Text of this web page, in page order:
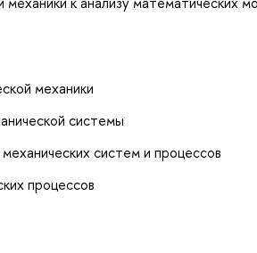
механики
системы
систем и процессов
процессов